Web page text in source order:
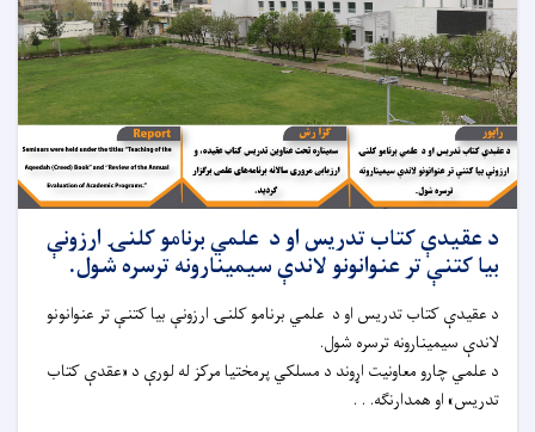
د عقیدې کتاب تدریس او د علمي برنامو کلنۍ ارزونې
بیا کتنې تر عنوانونو لاندې سیمینارونه ترسره شول.
د عقیدې کتاب تدریس او د علمي برنامو کلنۍ ارزونې بیا کتنې تر عنوانونو
لاندې سیمینارونه ترسره شول.
د علمي چارو معاونیت اړوند د مسلکي پرمختیا مرکز له لورې د «عقدې کتاب
تدریس» او همدارنګه. . .